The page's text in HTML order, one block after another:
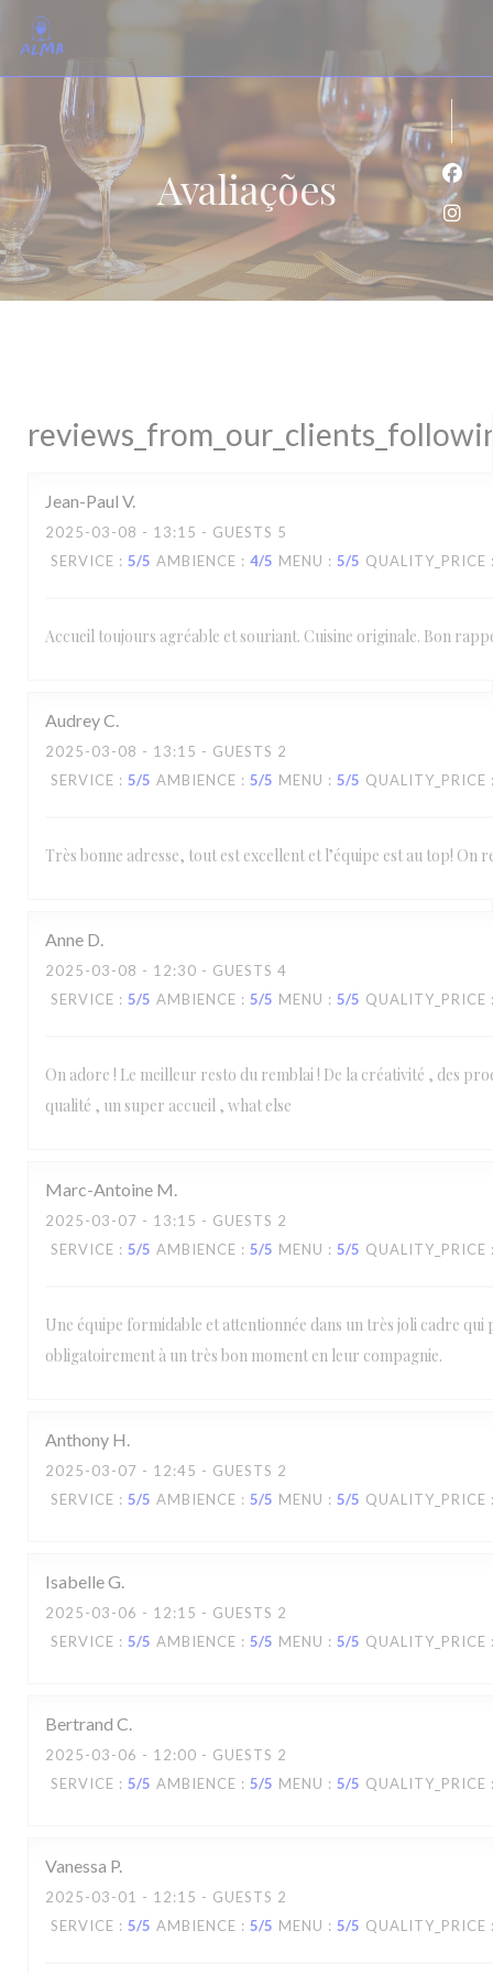
Painel de Gerenciamento de Cookies
Avaliações
Jean-Paul V
2025-03-08 - 13:15 - GUESTS 5
SERVICE : 5/5 AMBIENCE : 4/5 MENU : 5/5 QUALITY_PRICE
Accueil toujours agréable et souriant. Cuisine originale. Bon
AudreyC
2025-03-08 - 13:15 - GUESTS 2
SERVICE : 5/5 AMBIENCE : 5/5 MENU : 5/5 QUALITY_PRICE
Très bonne adresse, tout est excellent et l’équipe est au top! On
Anne D
2025-03-08 - 12:30 - GUESTS 4
SERVICE : 5/5 AMBIENCE : 5/5 MENU : 5/5 QUALITY_PRICE
On adore ! Le meilleur resto du remblai ! De la créativité , des
qualité , un super accueil , what else
Marc-Antoine M
2025-03-07 - 13:15 - GUESTS 2
SERVICE : 5/5 AMBIENCE : 5/5 MENU : 5/5 QUALITY_PRICE
Une équipe formidable et attentionnée dans un très joli cadre qui
obligatoirement à un très bon moment en leur compagnie.
Anthony H
2025-03-07 - 12:45 - GUESTS 2
SERVICE : 5/5 AMBIENCE : 5/5 MENU : 5/5 QUALITY_PRICE
IsabelleG
2025-03-06 - 12:15 - GUESTS 2
SERVICE : 5/5 AMBIENCE : 5/5 MENU : 5/5 QUALITY_PRICE
Bertrand C
2025-03-06 - 12:00 - GUESTS 2
SERVICE : 5/5 AMBIENCE : 5/5 MENU : 5/5 QUALITY_PRICE
Vanessa P
2025-03-01 - 12:15 - GUESTS 2
SERVICE : 5/5 AMBIENCE : 5/5 MENU : 5/5 QUALITY_PRICE